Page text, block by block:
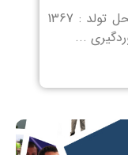
دارنده رکورد : حسن ولی پور تاریخ و محل تولد : 1367
...